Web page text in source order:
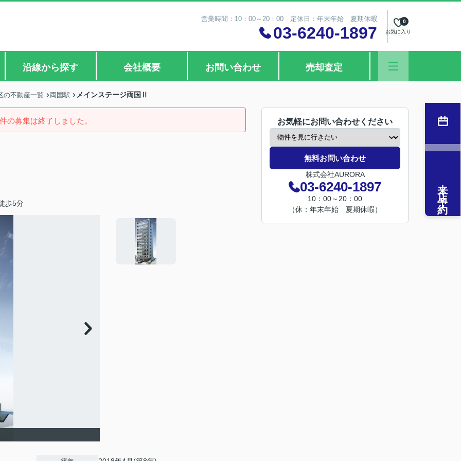
営業時間：10：00～20：00 定休日：年末年始 夏期休暇
03-6240-1897 お気に入り
0
沿線から探す 会社概要 お問い合わせ 売却査定
の不動産一覧 両国駅 メインステージ両国Ⅱ
の募集は終了しました。
歩5分
お気軽にお問い合わせください
無料お問い合わせ
株式会社AURORA
03-6240-1897
10：00～20：00
（休：年末年始 夏期休暇）
来店予約